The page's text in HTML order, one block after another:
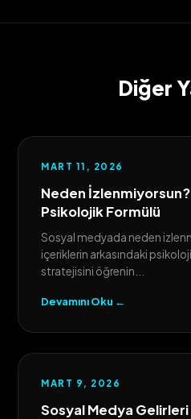
Diğer
MART 11, 2026
Neden
Psikolojik Formülü
Sosyal medyada neden
içeriklerin arkasındaki
stratejisini öğrenin...
Devamını Oku ←
MART 9, 2026
Sosyal Medya